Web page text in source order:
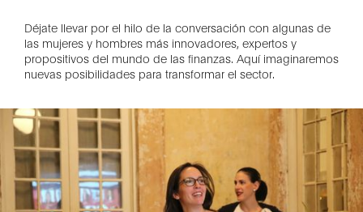
Déjate llevar por el hilo de la conversación con algunas de
las mujeres y hombres más innovadores, expertos y
propositivos del mundo de las finanzas. Aquí imaginaremos
nuevas posibilidades para transformar el sector.